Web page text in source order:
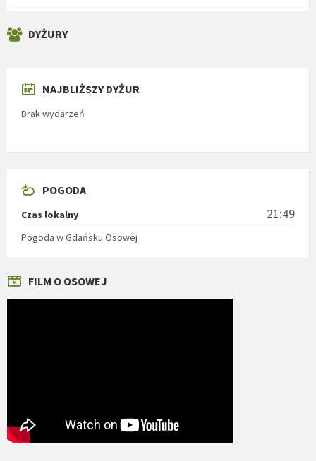
DYŻURY
NAJBLIŻSZY DYŻUR
Brak wydarzeń
POGODA
Czas lokalny 21:49
Pogoda w Gdańsku Osowej
FILM O OSOWEJ